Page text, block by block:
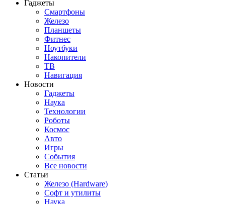
Гаджеты
Смартфоны
Железо
Планшеты
Фитнес
Ноутбуки
Накопители
ТВ
Навигация
Новости
Гаджеты
Наука
Технологии
Роботы
Космос
Авто
Игры
События
Все новости
Статьи
Железо (Hardware)
Софт и утилиты
Наука